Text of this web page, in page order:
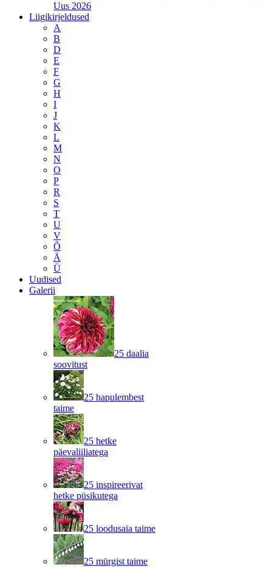
Uus 2026
Liigikirjeldused
A
B
D
E
F
G
H
I
J
K
L
M
N
O
P
R
S
T
U
V
Õ
Ä
Ü
Uudised
Galerii
25 daalia
soovitust
25 hapulembest
taime
25 hetke
päevaliiliatega
25 inspireerivat
hetke püsikutega
25 loodusaia taime
25 mürgist taime